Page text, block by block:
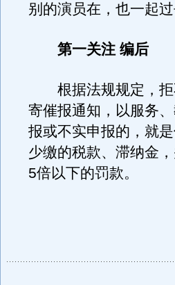
别的演员在，也一起
第一关注 编后
根据法规规定，拒
寄催报通知，以服务
报或不实申报的，就
少缴的税款、滞纳金
5倍以下的罚款。